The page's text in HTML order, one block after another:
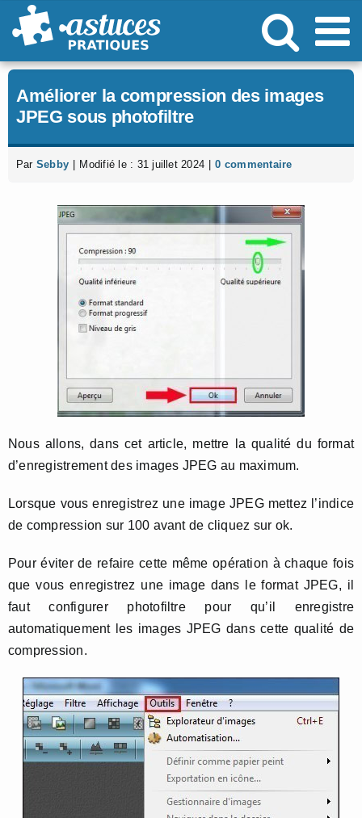
Passer
au
Améliorer la compression des images
JPEG sous photofiltre
Par Sebby Modifié le : 31 juillet 2024 0 commentaire
Nous allons, dans cet article, mettre la qualité du format
d’enregistrement des images JPEG au maximum.
Lorsque vous enregistrez une image JPEG mettez l’indice
de compression sur 100 avant de cliquez sur ok.
Pour éviter de refaire cette même opération à chaque fois
que vous enregistrez une image dans le format JPEG, il
faut configurer photofiltre pour qu’il enregistre
automatiquement les images JPEG dans cette qualité de
compression.